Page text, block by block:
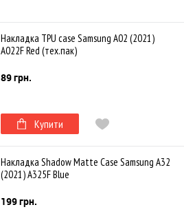
Накладка TPU case Samsung A02 (2021)
A022F Red (тех.пак)
89 грн.
Купити
Накладка Shadow Matte Case Samsung A32
(2021) A325F Blue
199 грн.